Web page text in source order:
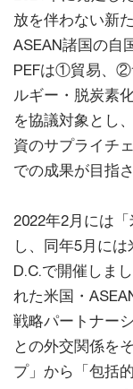
放を伴わない新
ASEAN諸国の自
PEFは①貿易、②
ルギー・脱炭素
を協議対象とし
資のサプライチ
での成果が目指
2022年2月には
し、同年5月に
D.C.で開催しま
れた米国・
戦略パートナー
との外交関係を
プ」から「包括